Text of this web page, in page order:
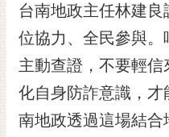
及
安
全
政
策
網
台南地政主任林建
位協力、全民參與。
主動查證，不要輕
化自身防詐意識，才
南地政透過這場結